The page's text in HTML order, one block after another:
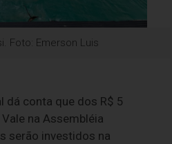
Foto: Emerson Luis
conta que dos R$ 5
na Assembléia
serão investidos na